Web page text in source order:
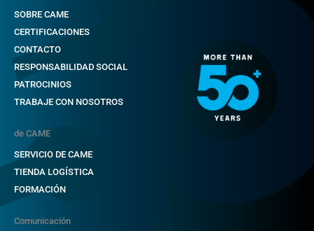
SOBRE CAME
CERTIFICACIONES
CONTACTO
RESPONSABILIDAD SOCIAL
PATROCINIOS
TRABAJE CON NOSOTROS
de CAME
SERVICIO DE CAME
TIENDA LOGÍSTICA
FORMACIÓN
Comunicación